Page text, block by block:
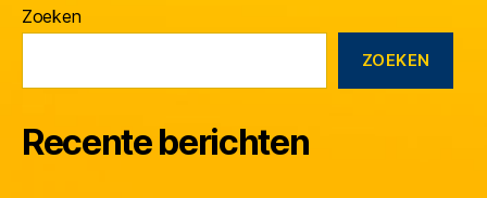
Zoeken
ZOEKEN
Recente berichten